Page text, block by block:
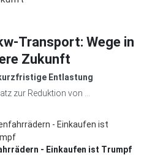
Transport: Wege in
Zukunft
Entlastung
zur Reduktion von ...
- Einkaufen ist Trumpf